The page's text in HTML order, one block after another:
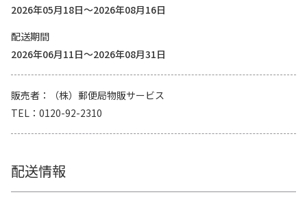
2026年05月18日～2026年08月16日
配送期間
2026年06月11日～2026年08月31日
販売者
（株）郵便局物販サービス
TEL
0120-92-2310
配送情報